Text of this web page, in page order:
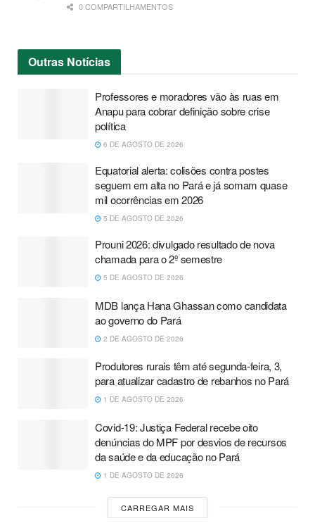
0 COMPARTILHAMENTOS
Outras Notícias
Professores e moradores vão às ruas em
Anapu para cobrar definição sobre crise
política
6 DE AGOSTO DE 2026
Equatorial alerta: colisões contra postes
seguem em alta no Pará e já somam quase
mil ocorrências em 2026
5 DE AGOSTO DE 2026
Prouni 2026: divulgado resultado de nova
chamada para o 2º semestre
5 DE AGOSTO DE 2026
MDB lança Hana Ghassan como candidata
ao governo do Pará
2 DE AGOSTO DE 2026
Produtores rurais têm até segunda-feira, 3,
para atualizar cadastro de rebanhos no Pará
1 DE AGOSTO DE 2026
Covid-19: Justiça Federal recebe oito
denúncias do MPF por desvios de recursos
da saúde e da educação no Pará
1 DE AGOSTO DE 2026
CARREGAR MAIS